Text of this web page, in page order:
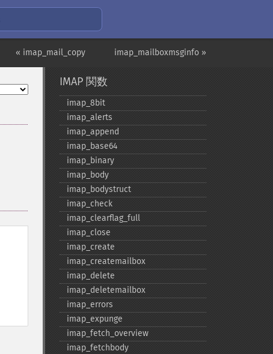
imap_mailboxmsginfo »
« imap_mail_copy
IMAP 関数
imap_​8bit
imap_​alerts
imap_​append
imap_​base64
imap_​binary
imap_​body
imap_​bodystruct
imap_​check
imap_​clearflag_​full
imap_​close
imap_​create
imap_​createmailbox
imap_​delete
imap_​deletemailbox
imap_​errors
imap_​expunge
imap_​fetch_​overview
imap_​fetchbody